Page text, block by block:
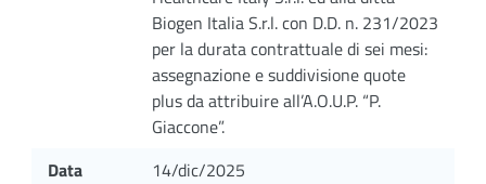
Biogen Italia S.r.l. con D.D. n. 231/2023
per la durata contrattuale di sei mesi:
assegnazione e suddivisione quote
plus da attribuire all’A.O.U.P. “P.
Giaccone”.
Data
14/dic/2025